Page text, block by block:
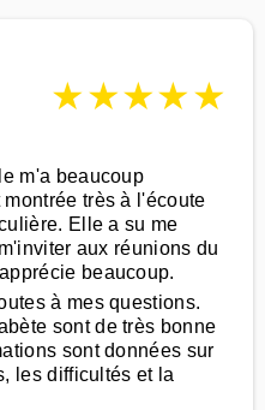
★★★★★
m'a beaucoup
très à l'écoute
Elle a su me
aux réunions du
beaucoup.
à mes questions.
sont de très bonne
sont données sur
les difficultés et la